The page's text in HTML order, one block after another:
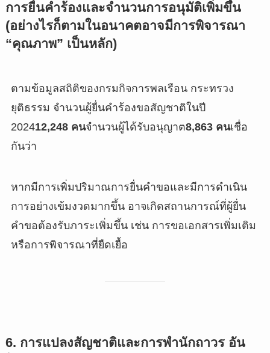
การยื่นคำร้องและจำนวนการอนุมัติเพิ่มขึ้น
(อย่างไรก็ตามในอนาคตอาจมีการพิจารณา
“คุณภาพ” เป็นหลัก)
ตามข้อมูลสถิติของกรมกิจการพลเรือน กระทรวง
ยุติธรรม จำนวนผู้ยื่นคำร้องขอสัญชาติในปี
202412,248 คนจำนวนผู้ได้รับอนุญาต8,863 คนเชื่อ
กันว่า
หากมีการเพิ่มปริมาณการยื่นคำขอและมีการดำเนิน
การอย่างเข้มงวดมากขึ้น อาจเกิดสถานการณ์ที่ผู้ยื่น
คำขอต้องรับภาระเพิ่มขึ้น เช่น การขอเอกสารเพิ่มเติม
หรือการพิจารณาที่ยืดเยื้อ
6. การแปลงสัญชาติและการพำนักถาวร อัน